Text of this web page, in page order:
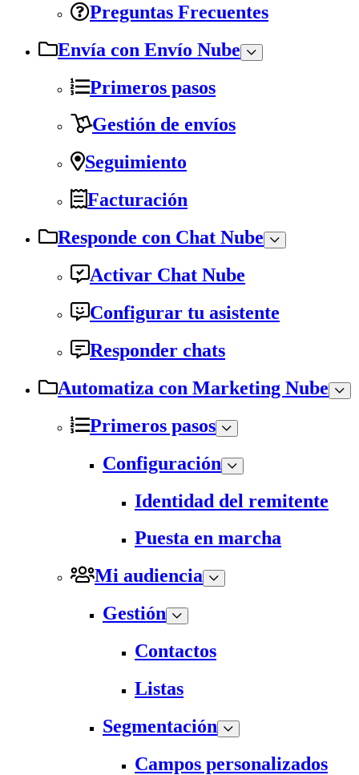
Preguntas Frecuentes
Envía con Envío Nube
Primeros pasos
Gestión de envíos
Seguimiento
Facturación
Responde con Chat Nube
Activar Chat Nube
Configurar tu asistente
Responder chats
Automatiza con Marketing Nube
Primeros pasos
Configuración
Identidad del remitente
Puesta en marcha
Mi audiencia
Gestión
Contactos
Listas
Segmentación
Campos personalizados